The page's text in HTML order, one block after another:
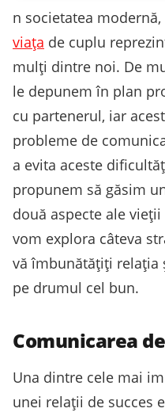
n societatea
viața de cuplu
mulți dintre noi. De
le depunem în plan
cu partenerul, iar
probleme de
a evita aceste
propunem să găsim
două aspecte ale
vom explora câteva
vă îmbunătățiți relația
pe drumul cel bun.
Comunicarea
Una dintre cele mai
unei relații de succes